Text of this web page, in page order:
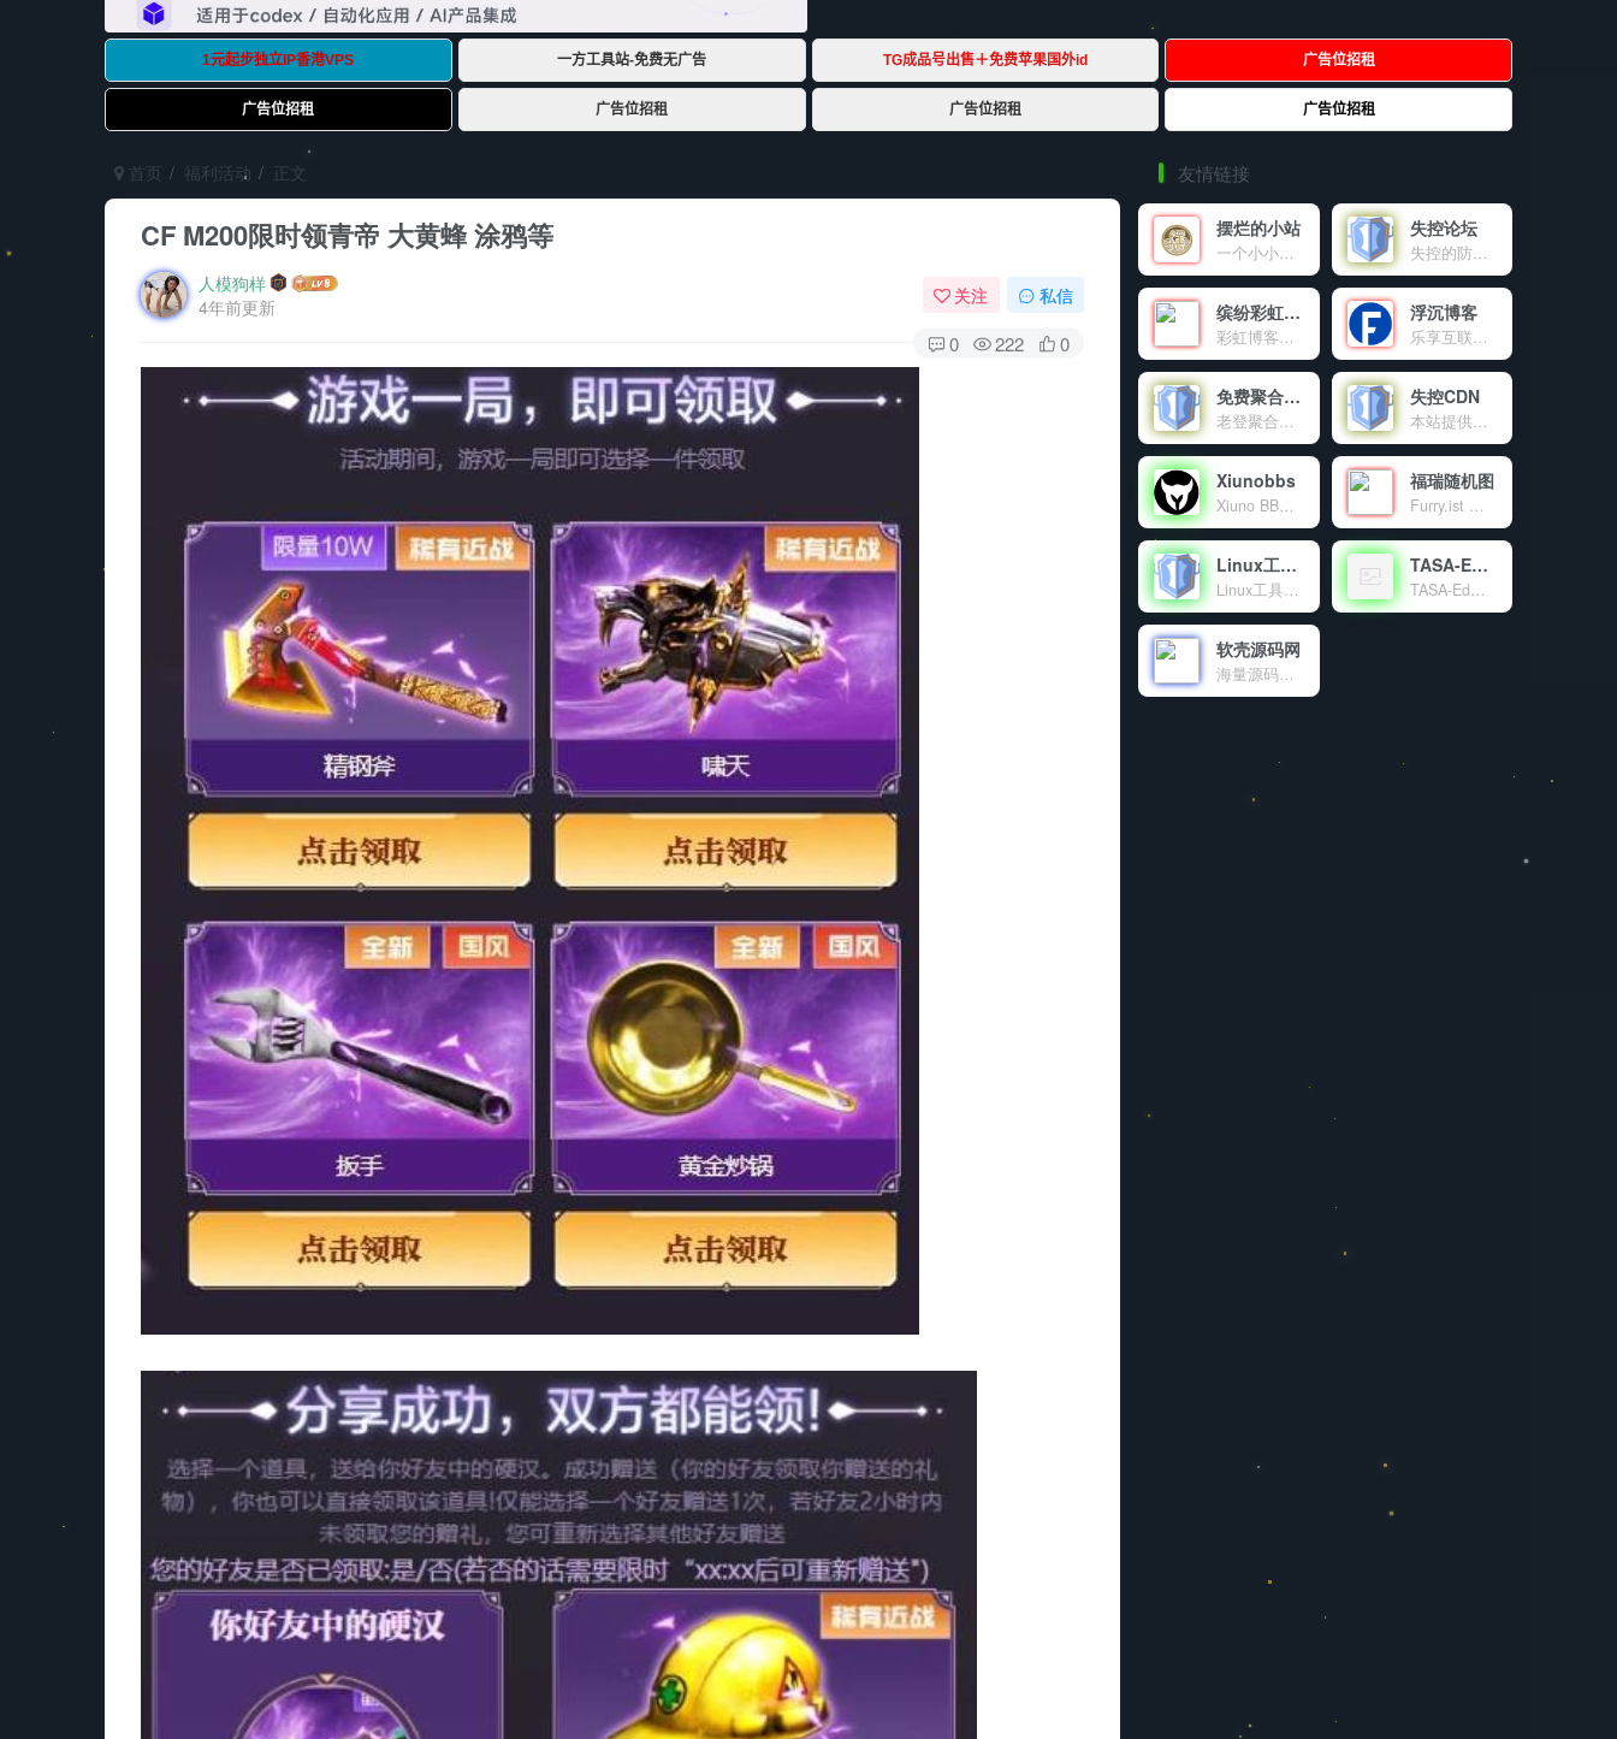
首页 福利活动 正文
CF M200限时领青帝 大黄蜂 涂鸦等
人模狗样
4年前更新
关注 私信
0 222 0
友情链接
摆烂的小站
一个小小的世界
失控论坛
失控的防御系统官方交流论坛。
缤纷彩虹天地
彩虹博客（blog.cccyun.cn）成立于年月日，搭建在新浪sae云计算平台。本站目前作为我的原创程序首发站，同时致力于互联网资源的共享，包括程序源码、各种教程、软件、影视、音乐、电子书、新闻等。对于一些比较不错的有价值的文章，本博客也会适当转载分享。
浮沉博客
乐享互联网资源及IT技术的个人博客
免费聚合登录
老登聚合登录是老登互联网科技有限公司旗下的社会化账号聚合登录系统，让网站的最终用户可以一站式选择使用包括微信、微博、QQ、百度等多种社会化帐号登录该站点。简化用户注册登录过程、改善用户浏览站点的体验、迅速提高网站注册量和用户数据量。有完善的开发文档与SDK，方便开发者快速接入。
失控CDN
本站提供的免费公益CDN
Xiunobbs
Xiuno BBS开源程序交流论坛，致力于为使用Xiuno开源程序的站长提供海量的Xiuno插件，Xiuno模板，Xiuno使用交流，精准地为各位站长朋友免费提供了大量的资源文件。本站为Xiuno程序爱好者，众位站长，粉丝朋友共同建设的公益性交流论坛。
福瑞随机图
Furry.ist 是一个有趣又高质量的兽装图片分享平台，通过简单的 API 调用，让开发者和爱好者轻松获取丰富的资源。分享，是乐趣；探索，是热爱。这里，趣味与创意交融，等你来发现！
Linux工具箱
Linux工具箱是一个功能强大的Linux系统管理工具，提供系统优化、虚拟内存管理、DNS配置、软件源更换等多种功能，让Linux服务器管理变得简单高效。
TASA-Ed官网
TASA-Ed工作室官网！
软壳源码网
海量源码、程序软件、技术资源共享